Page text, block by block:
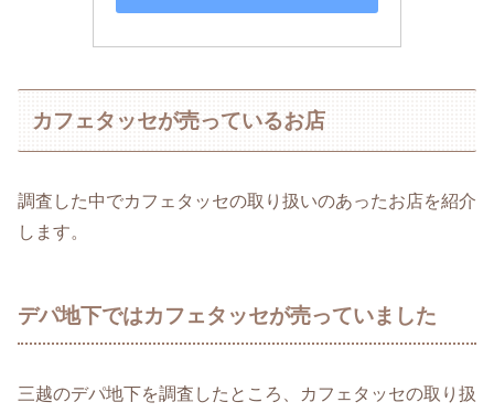
カフェタッセが売っているお店
調査した中でカフェタッセの取り扱いのあったお店を紹介
します。
デパ地下ではカフェタッセが売っていました
三越のデパ地下を調査したところ、カフェタッセの取り扱